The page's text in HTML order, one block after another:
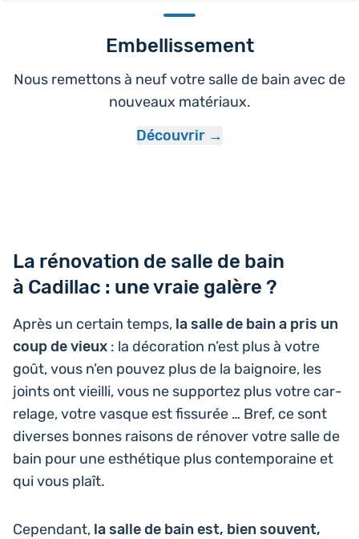
Embellissement
Nous remettons à neuf votre salle de bain avec de
nouveaux matériaux.
Découvrir
La rénovation de salle de bain
à Cadillac : une vraie galère ?
Après un certain temps, la salle de bain a pris un
coup de vieux : la déco­ra­tion n’est plus à votre
goût, vous n’en pouvez plus de la bai­gnoire, les
joints ont vieilli, vous ne sup­por­tez plus votre car­
re­lage, votre vasque est fis­su­rée … Bref, ce sont
diverses bonnes raisons de rénover votre salle de
bain pour une esthé­tique plus contem­po­raine et
qui vous plaît.
Cepen­dant, la salle de bain est, bien souvent,